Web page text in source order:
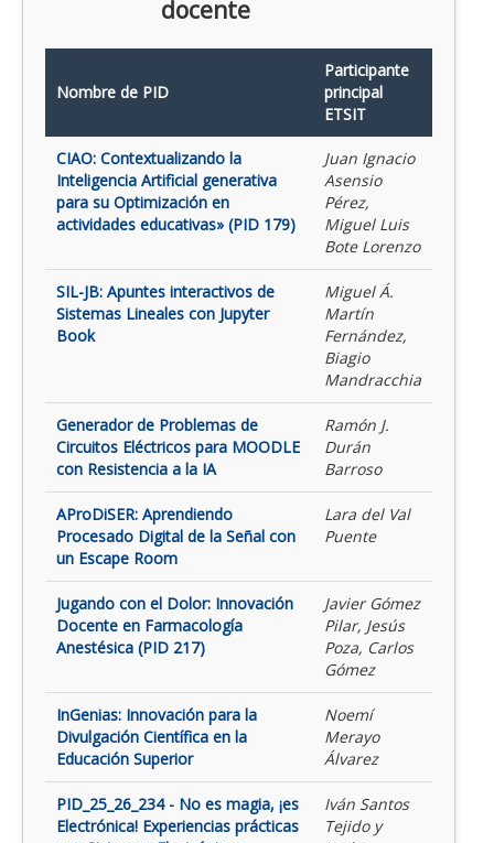
docente
Nombre de PID
Participante
principal
ETSIT
CIAO: Contextualizando la
Inteligencia Artificial generativa
para su Optimización en
actividades educativas» (PID 179)
Juan Ignacio
Asensio
Pérez,
Miguel Luis
Bote Lorenzo
SIL-JB: Apuntes interactivos de
Sistemas Lineales con Jupyter
Book
Miguel Á.
Martín
Fernández,
Biagio
Mandracchia
Generador de Problemas de
Circuitos Eléctricos para MOODLE
con Resistencia a la IA
Ramón J.
Durán
Barroso
AProDiSER: Aprendiendo
Procesado Digital de la Señal con
un Escape Room
Lara del Val
Puente
Jugando con el Dolor: Innovación
Docente en Farmacología
Anestésica (PID 217)
Javier Gómez
Pilar, Jesús
Poza, Carlos
Gómez
InGenias: Innovación para la
Divulgación Científica en la
Educación Superior
Noemí
Merayo
Álvarez
PID_25_26_234 - No es magia, ¡es
Electrónica! Experiencias prácticas
Iván Santos
Tejido y